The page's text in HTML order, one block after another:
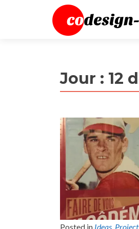
Jour : 12
Posted in Ideas